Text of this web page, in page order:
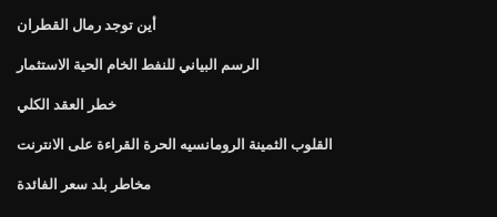
أين توجد رمال القطران
الرسم البياني للنفط الخام الحية الاستثمار
خطر العقد الكلي
القلوب الثمينة الرومانسيه الحرة القراءة على الانترنت
مخاطر بلد سعر الفائدة